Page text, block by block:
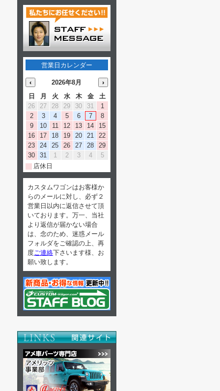
営業日カレンダー
‹ 2026年8月
›
日
月 火 水 木 金
土
26
27 28 29 30 31
1
2
3 4 5 6 7
8
9
10 11 12 13 14
15
16
17 18 19 20 21
22
23
24 25 26 27 28
29
30
31 1 2 3 4
5
店休日
カスタムワゴンはお客様か
らのメールに対し、必ず２
営業日以内に返信させて頂
いております。万一、当社
より返信が届かない場合
は、念のため、迷惑メール
フォルダをご確認の上、再
度 ご連絡下さいます様、お
願い致します。